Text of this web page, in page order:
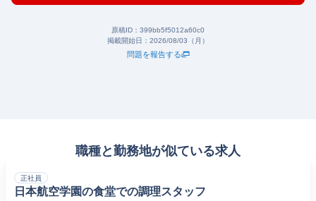
原稿ID： 399bb5f5012a60c0
掲載開始日： 2026/08/03（月）
問題を報告する
職種と勤務地が似ている求人
正社員
日本航空学園の食堂での調理スタッフ